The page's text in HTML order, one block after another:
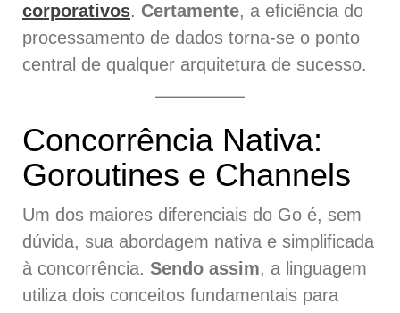
corporativos. Certamente, a eficiência do
processamento de dados torna-se o ponto
central de qualquer arquitetura de sucesso.
Concorrência Nativa:
Goroutines e Channels
Um dos maiores diferenciais do Go é, sem
dúvida, sua abordagem nativa e simplificada
à concorrência. Sendo assim, a linguagem
utiliza dois conceitos fundamentais para